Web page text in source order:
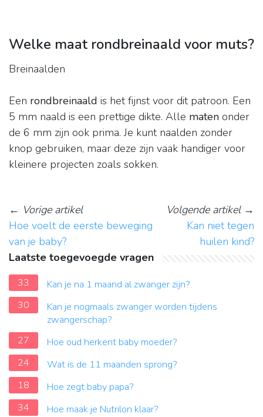
Welke maat rondbreinaald voor muts?
Breinaalden
Een rondbreinaald is het fijnst voor dit patroon. Een
5 mm naald is een prettige dikte. Alle maten onder
de 6 mm zijn ook prima. Je kunt naalden zonder
knop gebruiken, maar deze zijn vaak handiger voor
kleinere projecten zoals sokken.
← Vorige artikel
Hoe voelt de eerste beweging
van je baby?
Volgende artikel→
Kan niet tegen
huilen kind?
Laatste toegevoegde vragen
33
Kan je na 1 maand al zwanger zijn?
30
Kan je nogmaals zwanger worden tijdens
zwangerschap?
27
Hoe oud herkent baby moeder?
24
Wat is de 11 maanden sprong?
18
Hoe zegt baby papa?
34
Hoe maak je Nutrilon klaar?